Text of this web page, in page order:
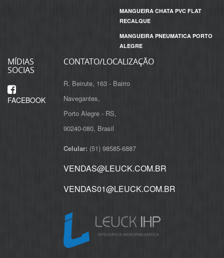
MANGUEIRA CHATA PVC FLAT
RECALQUE
MANGUEIRA PNEUMATICA PORTO
ALEGRE
MÍDIAS
SOCIAS
FACEBOOK
CONTATO/LOCALIZAÇÃO
R. Beirute, 163 - Bairro
Navegantes,
Porto Alegre - RS,
Celular: (51) 98585-6887
VENDAS@LEUCK.COM.BR
VENDAS01@LEUCK.COM.BR